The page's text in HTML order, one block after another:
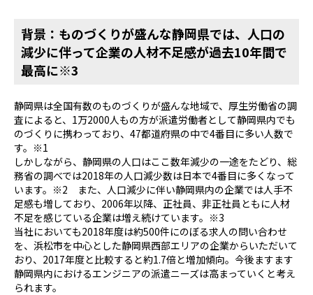
背景：ものづくりが盛んな静岡県では、人口の
減少に伴って企業の人材不足感が過去10年間で
最高に※3
静岡県は全国有数のものづくりが盛んな地域で、厚生労働省の調
査によると、1万2000人もの方が派遣労働者として静岡県内でも
のづくりに携わっており、47都道府県の中で4番目に多い人数で
す。※1
しかしながら、静岡県の人口はここ数年減少の一途をたどり、総
務省の調べでは2018年の人口減少数は日本で4番目に多くなって
います。※2 また、人口減少に伴い静岡県内の企業では人手不
足感も増しており、2006年以降、正社員、非正社員ともに人材
不足を感じている企業は増え続けています。※3
当社においても2018年度は約500件にのぼる求人の問い合わせ
を、浜松市を中心とした静岡県西部エリアの企業からいただいて
おり、2017年度と比較すると約1.7倍と増加傾向。今後ますます
静岡県内におけるエンジニアの派遣ニーズは高まっていくと考え
られます。